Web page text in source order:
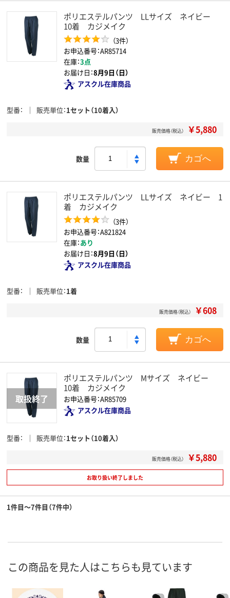
ポリエステルパンツ LLサイズ ネイビー
10着 カジメイク
（3件）
お申込番号：AR85714
在庫：3点
お届け日：8月9日（日）
アスクル在庫商品
型番 販売単位 1セット（10着入）
販売価格（税込） ￥5,880
数量 カゴへ
ポリエステルパンツ LLサイズ ネイビー 1
着 カジメイク
（3件）
お申込番号：A821824
在庫：あり
お届け日：8月9日（日）
アスクル在庫商品
型番 販売単位 1着
販売価格（税込） ￥608
数量 カゴへ
ポリエステルパンツ Mサイズ ネイビー
10着 カジメイク
お申込番号：AR85709
アスクル在庫商品
型番 販売単位 1セット（10着入）
販売価格（税込） ￥5,880
お取り扱い終了しました
1件目～7件目（7件中）
この商品を見た人はこちらも見ています